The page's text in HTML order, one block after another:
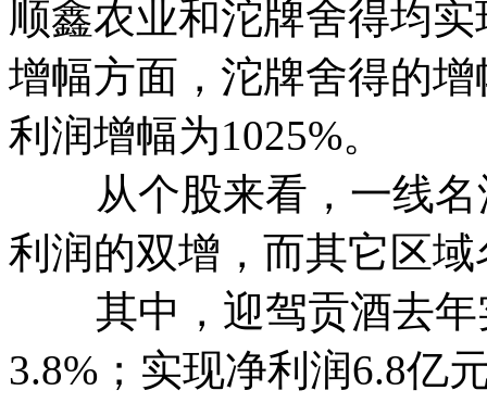
顺鑫农业和沱牌舍得均
增幅方面，沱牌舍得的
利润增幅为1025%。
从个股来看，一线名
利润的双增，而其它区
其中，迎驾贡酒去年
3.8%；实现净利润6.8亿